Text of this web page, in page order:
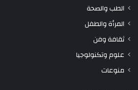
الطب والصحة
المرأة والطفل
ثقافة وفن
علوم وتكنولوجيا
منوعات